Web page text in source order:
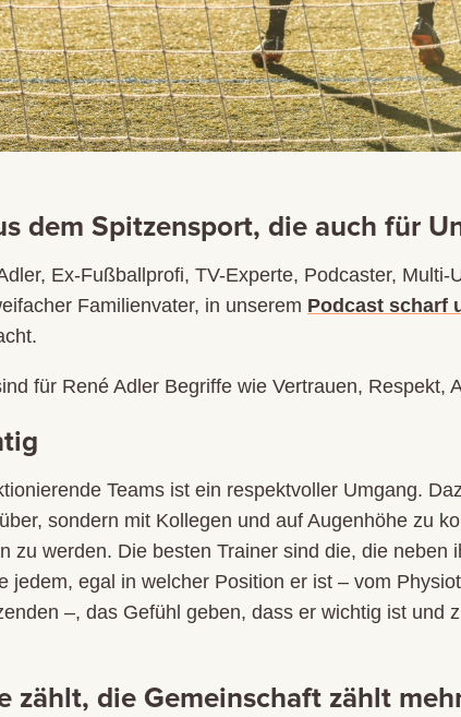
dem Spitzensport, die auch für
Ex-Fußballprofi, TV-Experte, Podcaster,
Familienvater, in unserem Podcast scharf
für René Adler Begriffe wie Vertrauen, Respekt,
Teams ist ein respektvoller Umgang.
sondern mit Kollegen und auf Augenhöhe zu
zu werden. Die besten Trainer sind die, die neben
jedem, egal in welcher Position er ist – vom
–, das Gefühl geben, dass er wichtig ist und
zählt, die Gemeinschaft zählt